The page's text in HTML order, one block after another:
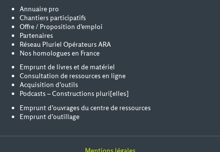
Annuaire pro
Chantiers participatifs
Offre / Proposition d'emploi
Partenaires
Réseau Pluriel Opérateurs ARA
Nos homologues en France
Emprunt de livres et de matériel
Consultation de ressources en ligne
Acquisition d’outils
Podcasts – Constructions pluri[elles]
Emprunt d’ouvrages du centre de ressources
Emprunt d’outillage